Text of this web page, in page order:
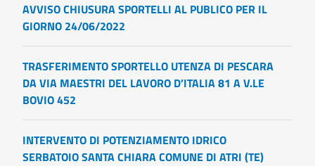
AVVISO CHIUSURA SPORTELLI AL PUBLICO PER IL
GIORNO 24/06/2022
TRASFERIMENTO SPORTELLO UTENZA DI PESCARA
DA VIA MAESTRI DEL LAVORO D’ITALIA 81 A V.LE
BOVIO 452
INTERVENTO DI POTENZIAMENTO IDRICO
SERBATOIO SANTA CHIARA COMUNE DI ATRI (TE)